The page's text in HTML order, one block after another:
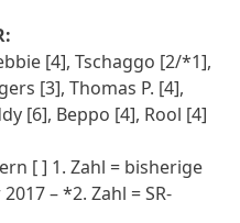
[4], Tschaggo [2/*1],
[3], Thomas P. [4],
[6], Beppo [4], Rool [4]
[ ] 1. Zahl = bisherige
– *2. Zahl = SR-